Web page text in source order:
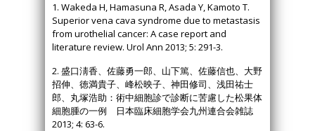
1. Wakeda H, Hamasuna R, Asada Y, Kamoto T.
Superior vena cava syndrome due to metastasis
from urothelial cancer: A case report and
literature review. Urol Ann 2013; 5: 291-3.
2. 盛口淸香、佐藤勇一郎、山下篤、佐藤信也、大野
招伸、徳満貴子、峰松映子、神田修司、浅田祐士
郎、丸塚浩助：術中細胞診で診断に苦慮した松果体
細胞腫の一例 日本臨床細胞学会九州連合会雑誌
2013; 4: 63-6.